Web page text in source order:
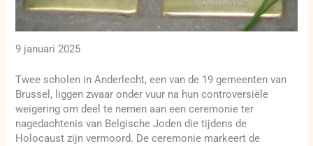
9 januari 2025
Twee scholen in Anderlecht, een van de 19 gemeenten van
Brussel, liggen zwaar onder vuur na hun controversiële
weigering om deel te nemen aan een ceremonie ter
nagedachtenis van Belgische Joden die tijdens de
Holocaust zijn vermoord. De ceremonie markeert de